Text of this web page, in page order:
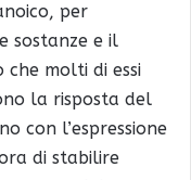
per
sostanze e il
che molti di essi
la risposta del
con l’espressione
di stabilire